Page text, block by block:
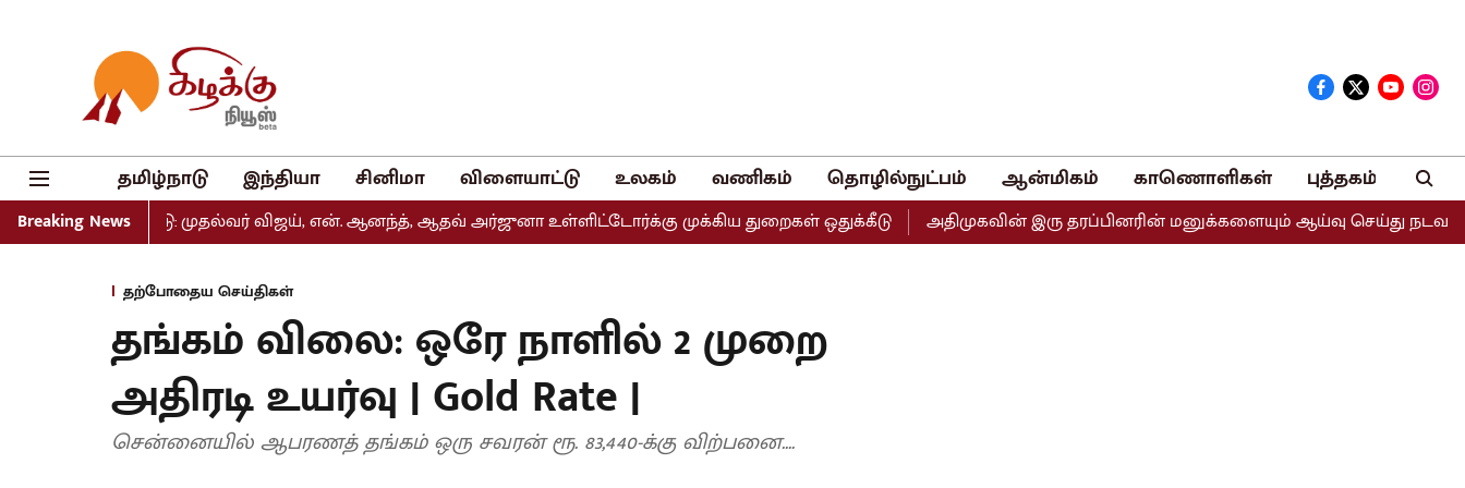
தமிழ்நாடு இந்தியா சினிமா விளையாட்டு உலகம் வணிகம் தொழில்நுட்பம் ஆன்மிகம் காணொளிகள் புத்தகம்
Breaking News
வெளியீடு: முதல்வர் விஜய், என். ஆனந்த், ஆதவ் அர்ஜுனா உள்ளிட்டோர்க்கு முக்கிய துறைகள் ஒதுக்கீடு அதிமுகவின் இரு தரப்பினரின் மனுக்களையும் ஆய்வு செய்து நடவடிக்கை
தற்போதைய செய்திகள்
தங்கம் விலை: ஒரே நாளில் 2 முறை
அதிரடி உயர்வு | Gold Rate |
சென்னையில் ஆபரணத் தங்கம் ஒரு சவரன் ரூ. 83,440-க்கு விற்பனை....